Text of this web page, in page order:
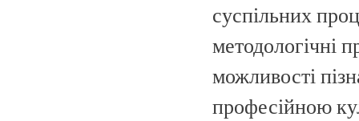
суспільних
методологічні
можливості
професійною